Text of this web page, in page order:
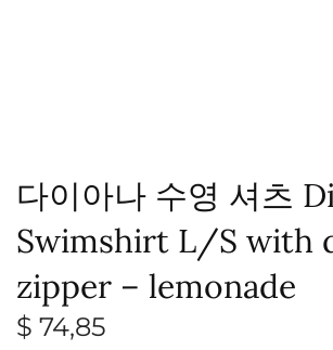
다이아나 수영 셔츠
Swimshirt L/S with
zipper – lemonade
$ 74,85